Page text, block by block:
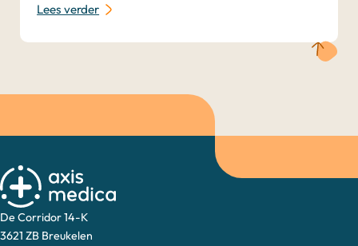
Lees verder
De Corridor 14-K
3621 ZB Breukelen